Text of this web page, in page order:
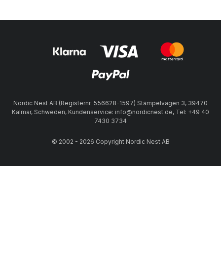
Nordic Nest AB (Registernr. 556628-1597) Stämpelvägen 3, 39470
Kalmar, Schweden, Kundenservice: info@nordicnest.de, Tel: +49 40
7430 3734
© 2002 - 2026 Copyright Nordic Nest AB